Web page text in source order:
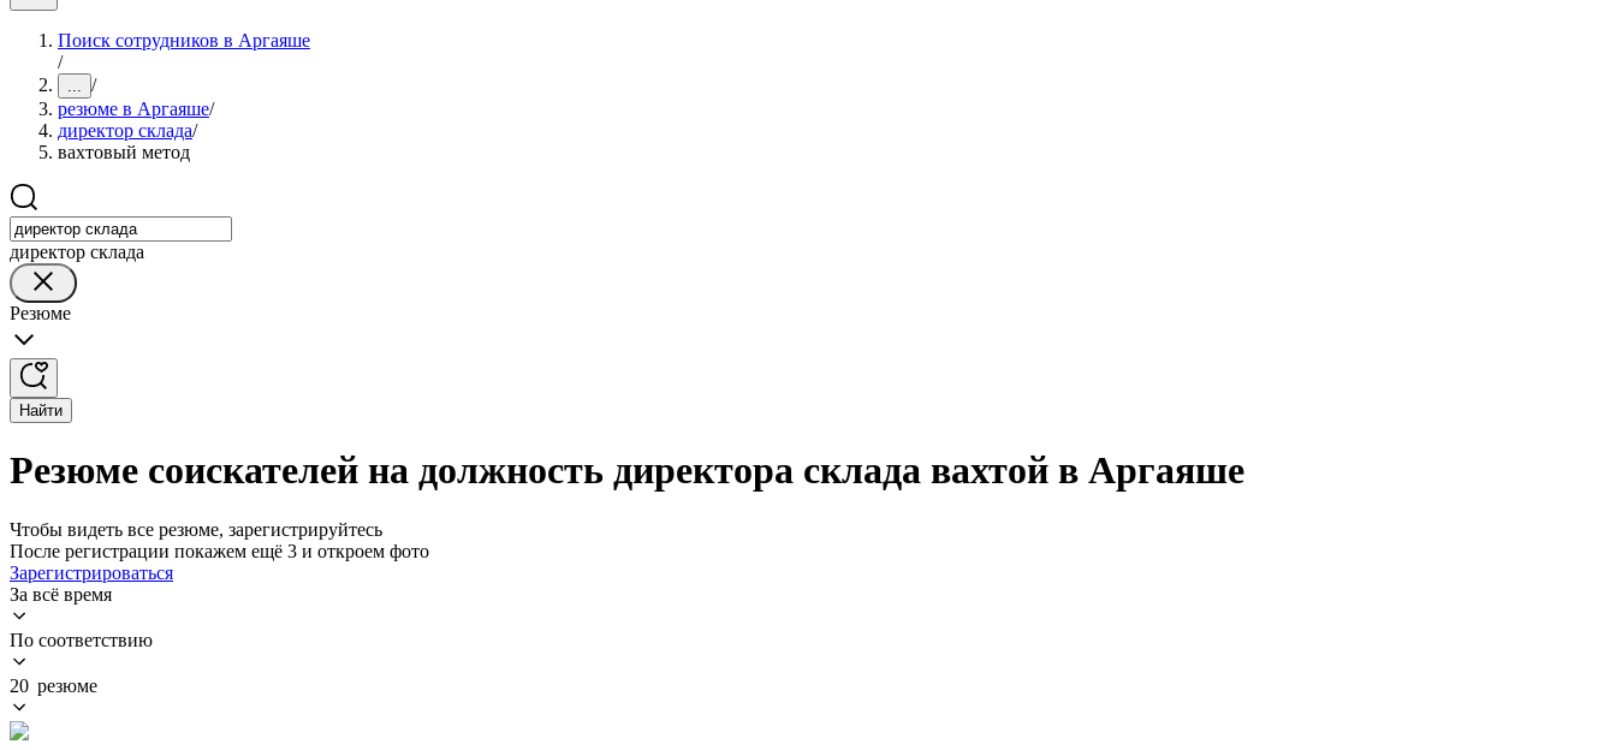
Поиск сотрудников в Аргаяше
/
... /
резюме в Аргаяше/
директор склада/
вахтовый метод
директор склада
Резюме
Найти
Резюме соискателей на должность директора склада вахтой в Аргаяше
Чтобы видеть все резюме, зарегистрируйтесь
После регистрации покажем ещё 3 и откроем фото
Зарегистрироваться
За всё время
По соответствию
20 резюме